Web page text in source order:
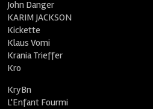
John Danger
KARIM JACKSON
Kickette
Klaus Vomi
Krania Trieffer
Kro
KryBn
L'Enfant Fourmi